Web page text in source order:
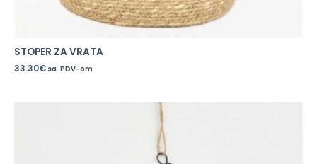
STOPER ZA VRATA
33.30€ sa. PDV-om